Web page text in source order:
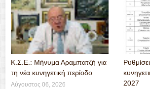
Κ.Σ.Ε.: Μήνυμα Αραμπατζή για
τη νέα κυνηγετική περίοδο
Αύγουστος 06, 2026
2027